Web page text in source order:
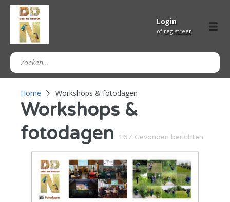
Login
of registreer
Home Workshops & fotodagen
Workshops &
fotodagen
167 Gevonden berichten